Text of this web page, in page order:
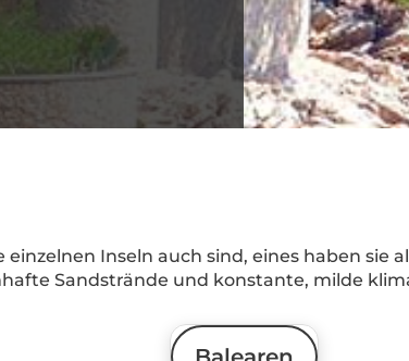
einzelnen Inseln auch sind, eines haben sie
Sandstrände und konstante, milde